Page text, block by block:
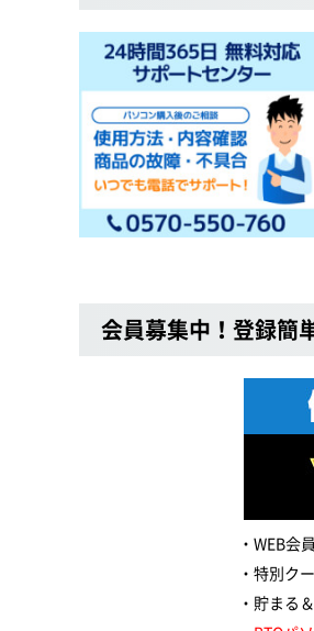
会員募集中！登録簡
WEB会
特別ク
貯まる